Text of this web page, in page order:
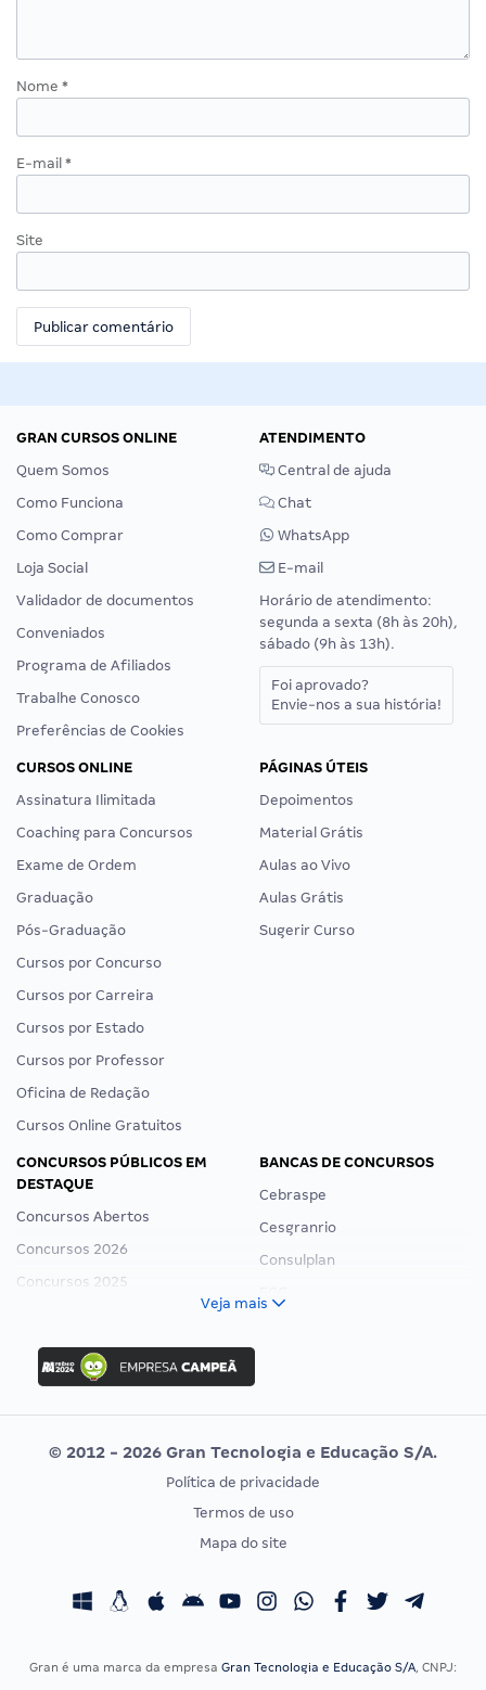
Nome *
E-mail *
Site
GRAN CURSOS ONLINE
Quem Somos
Como Funciona
Como Comprar
Loja Social
Validador de documentos
Conveniados
Programa de Afiliados
Trabalhe Conosco
Preferências de Cookies
ATENDIMENTO
Central de ajuda
Chat
WhatsApp
E-mail
Horário de atendimento:
segunda a sexta (8h às 20h),
sábado (9h às 13h).
Foi aprovado?
Envie-nos a sua história!
CURSOS ONLINE
Assinatura Ilimitada
Coaching para Concursos
Exame de Ordem
Graduação
Pós-Graduação
Cursos por Concurso
Cursos por Carreira
Cursos por Estado
Cursos por Professor
Oficina de Redação
Cursos Online Gratuitos
PÁGINAS ÚTEIS
Depoimentos
Material Grátis
Aulas ao Vivo
Aulas Grátis
Sugerir Curso
CONCURSOS PÚBLICOS EM
DESTAQUE
Concursos Abertos
Concursos 2026
Concursos 2025
Concurso Ibama
Concurso MPU
Editais publicados
BANCAS DE CONCURSOS
Cebraspe
Cesgranrio
Consulplan
Vunesp
CONCURSOS POR PROFISSÃO
Concursos Fiscais
EXAME DE ORDEM
Calendário OAB
Veja mais
© 2012 - 2026 Gran Tecnologia e Educação S/A.
Política de privacidade
Termos de uso
Mapa do site
Gran é uma marca da empresa Gran Tecnologia e Educação S/A, CNPJ: